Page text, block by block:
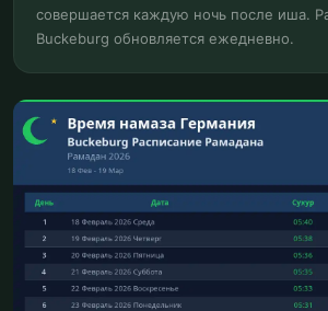
совершается каждую ночь после иша.
Buckeburg обновляется ежедневно.